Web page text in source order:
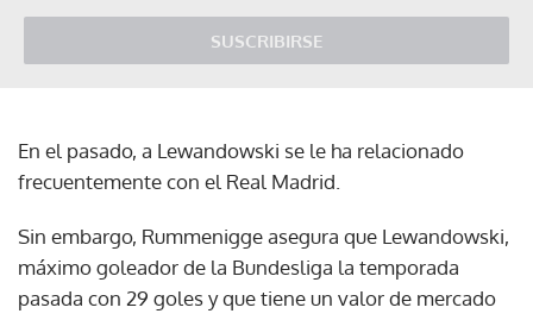
SUSCRIBIRSE
En el pasado, a Lewandowski se le ha relacionado
frecuentemente con el Real Madrid.
Sin embargo, Rummenigge asegura que Lewandowski,
máximo goleador de la Bundesliga la temporada
pasada con 29 goles y que tiene un valor de mercado